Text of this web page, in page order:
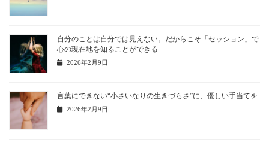
自分のことは自分では見えない。だからこそ「セッション」で
心の現在地を知ることができる
2026年2月9日
言葉にできない“小さいなりの生きづらさ”に、優しい手当てを
2026年2月9日